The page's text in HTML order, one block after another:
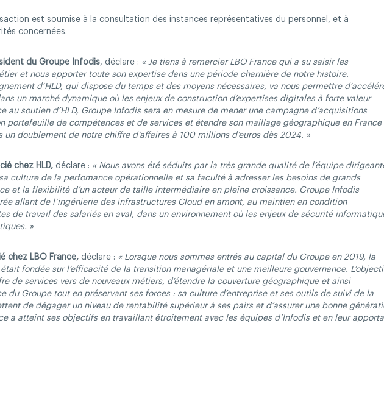
est soumise à la consultation des instances représentatives du personnel, et à
concernées.
du Groupe Infodis, déclare : « Je tiens à remercier LBO France qui a su saisir les
et nous apporter toute son expertise dans une période charnière de notre histoire.
d’HLD, qui dispose du temps et des moyens nécessaires, va nous permettre
un marché dynamique où les enjeux de construction d’expertises digitales à forte valeur
au soutien d’HLD, Groupe Infodis sera en mesure de mener une campagne d’acquisitions
portefeuille de compétences et de services et étendre son maillage géographique en France
un doublement de notre chiffre d’affaires à 100 millions d’euros dès 2024. »
chez HLD, déclare : « Nous avons été séduits par la très grande qualité de l’équipe
culture de la perfomance opérationnelle et sa faculté à adresser les besoins de grands
et la flexibilité d’un acteur de taille intermédiaire en pleine croissance. Groupe Infodis
allant de l’ingénierie des infrastructures Cloud en amont, au maintien en condition
de travail des salariés en aval, dans un environnement où les enjeux de sécurité
»
chez LBO France, déclare : « Lorsque nous sommes entrés au capital du Groupe en 2019, la
fondée sur l’efficacité de la transition managériale et une meilleure gouvernance.
de services vers de nouveaux métiers, d’étendre la couverture géographique et ainsi
du Groupe tout en préservant ses forces : sa culture d’entreprise et ses outils de suivi de la
de dégager un niveau de rentabilité supérieur à ses pairs et d’assurer une bonne
a atteint ses objectifs en travaillant étroitement avec les équipes d’Infodis et en leur